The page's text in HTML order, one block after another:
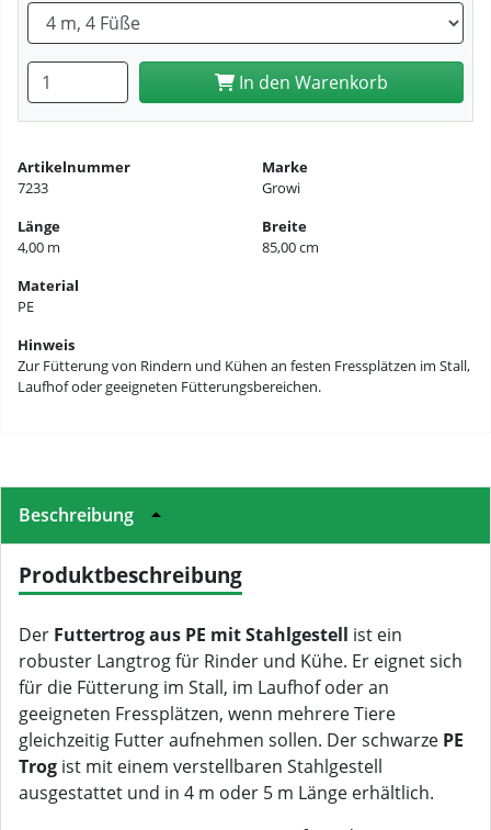
Anzahl eingeben In den Warenkorb
Artikelnummer
7233
Marke
Growi
Länge
4,00 m
Breite
85,00 cm
Material
PE
Hinweis
Zur Fütterung von Rindern und Kühen an festen Fressplätzen im Stall,
Laufhof oder geeigneten Fütterungsbereichen.
Beschreibung
Produktbeschreibung
Der Futtertrog aus PE mit Stahlgestell ist ein
robuster Langtrog für Rinder und Kühe. Er eignet sich
für die Fütterung im Stall, im Laufhof oder an
geeigneten Fressplätzen, wenn mehrere Tiere
gleichzeitig Futter aufnehmen sollen. Der schwarze PE
Trog ist mit einem verstellbaren Stahlgestell
ausgestattet und in 4 m oder 5 m Länge erhältlich.